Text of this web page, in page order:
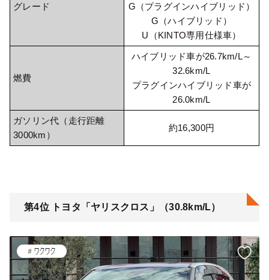
グレード
G（プラグインハイブリッド）
G（ハイブリッド）
U（KINTO専用仕様車）
燃費
ハイブリッド車が26.7km/L～
32.6km/L
プラグインハイブリッド車が
26.0km/L
ガソリン代（走行距離
3000km）
約16,300円
第4位 トヨタ「ヤリスクロス」（30.8km/L）